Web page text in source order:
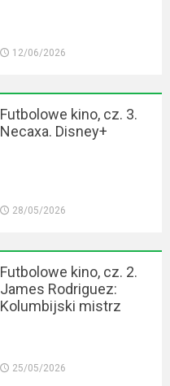
12/06/2026
Futbolowe kino, cz. 3.
Necaxa. Disney+
28/05/2026
Futbolowe kino, cz. 2.
James Rodriguez:
Kolumbijski mistrz
25/05/2026